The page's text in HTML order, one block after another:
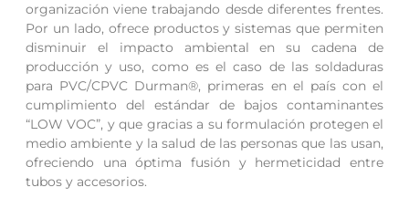
organización viene trabajando desde diferentes frentes.
Por un lado, ofrece productos y sistemas que permiten
disminuir el impacto ambiental en su cadena de
producción y uso, como es el caso de las soldaduras
para PVC/CPVC Durman®, primeras en el país con el
cumplimiento del estándar de bajos contaminantes
“LOW VOC”, y que gracias a su formulación protegen el
medio ambiente y la salud de las personas que las usan,
ofreciendo una óptima fusión y hermeticidad entre
tubos y accesorios.